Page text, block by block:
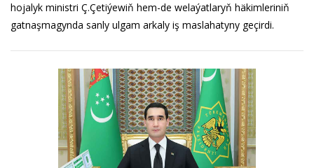
hojalyk ministri Ç.Çetiýewiň hem-de welaýatlaryň häkimleriniň
gatnaşmagynda sanly ulgam arkaly iş maslahatyny geçirdi.